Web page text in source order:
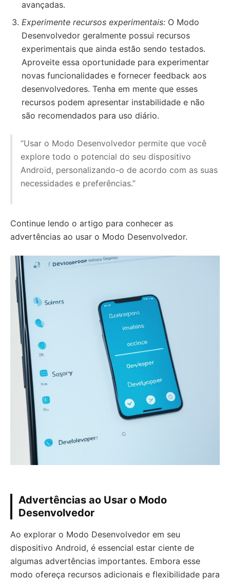
avançadas.
Experimente recursos experimentais: O Modo
Desenvolvedor geralmente possui recursos
experimentais que ainda estão sendo testados.
Aproveite essa oportunidade para experimentar
novas funcionalidades e fornecer feedback aos
desenvolvedores. Tenha em mente que esses
recursos podem apresentar instabilidade e não
são recomendados para uso diário.
“Usar o Modo Desenvolvedor permite que você
explore todo o potencial do seu dispositivo
Android, personalizando-o de acordo com as suas
necessidades e preferências.”
Continue lendo o artigo para conhecer as
advertências ao usar o Modo Desenvolvedor.
Advertências ao Usar o Modo
Desenvolvedor
Ao explorar o Modo Desenvolvedor em seu
dispositivo Android, é essencial estar ciente de
algumas advertências importantes. Embora esse
modo ofereça recursos adicionais e flexibilidade para